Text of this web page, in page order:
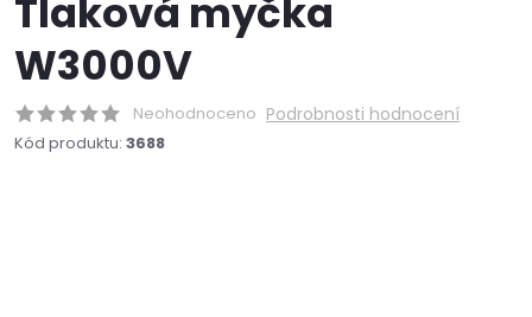
Tlaková myčka
W3000V
Neohodnoceno Podrobnosti hodnocení
Kód produktu: 3688